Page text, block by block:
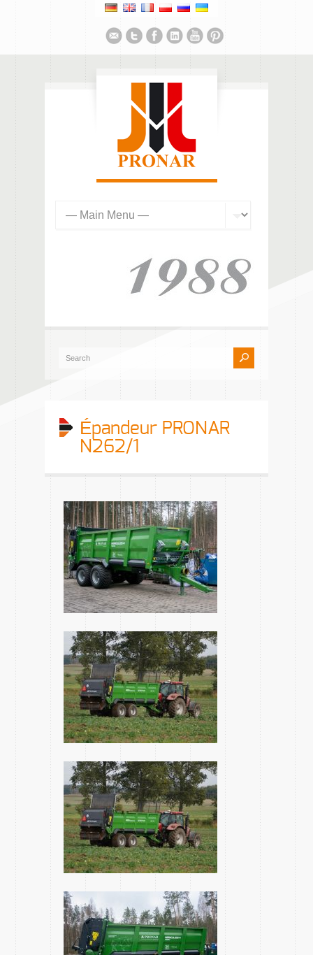
Épandeur PRONAR
N262/1